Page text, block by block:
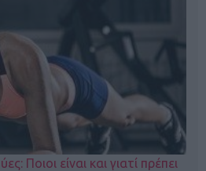
Ποιοι είναι και γιατί πρέπει